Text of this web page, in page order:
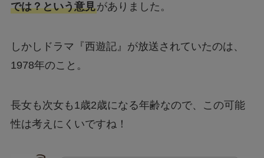
では？という意見がありました。
しかしドラマ『西遊記』が放送されていたのは、
1978年のこと。
長女も次女も1歳2歳になる年齢なので、この可能
性は考えにくいですね！